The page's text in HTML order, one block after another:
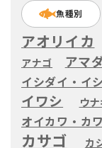
魚種別
アオリイカ
アナゴ アマ
イシダイ・イ
イワシ ウ
オイカワ・カ
カサゴ カ